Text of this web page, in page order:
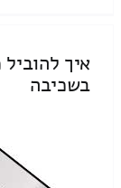
איך
בשכיבה